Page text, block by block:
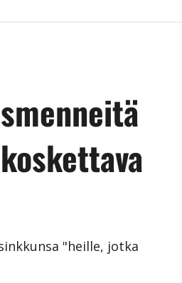
"heille, jotka